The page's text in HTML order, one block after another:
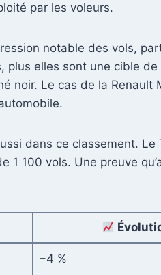
par les voleurs.
notable des vols,
elles sont une cible
noir. Le cas de la Renault
dans ce classement. Le
100 vols. Une preuve
−4 %